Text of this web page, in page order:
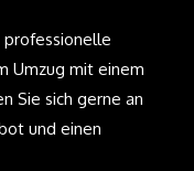
professionelle
Umzug mit einem
Sie sich gerne an
und einen